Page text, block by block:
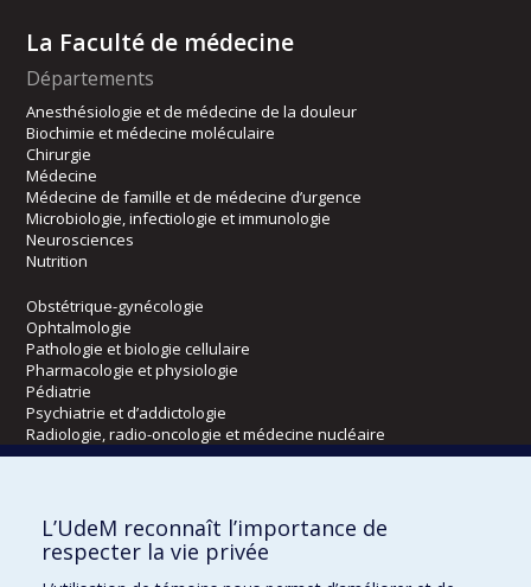
La Faculté de médecine
Départements
Anesthésiologie et de médecine de la douleur
Biochimie et médecine moléculaire
Chirurgie
Médecine
Médecine de famille et de médecine d’urgence
Microbiologie, infectiologie et immunologie
Neurosciences
Nutrition
Obstétrique-gynécologie
Ophtalmologie
Pathologie et biologie cellulaire
Pharmacologie et physiologie
Pédiatrie
Psychiatrie et d’addictologie
Radiologie, radio-oncologie et médecine nucléaire
Écoles
Kinésiologie et des sciences de l’activité physique
Orthophonie et audiologie
L’UdeM reconnaît l’importance de
respecter la vie privée